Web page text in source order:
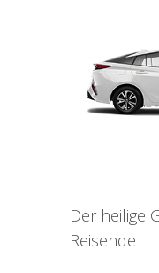
Der heilige
Reisende